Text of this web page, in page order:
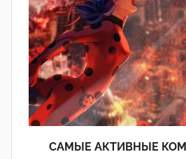
САМЫЕ АКТИВНЫЕ